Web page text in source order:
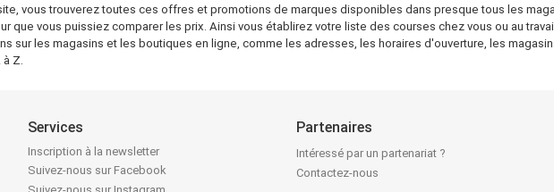
vous trouverez toutes ces offres et promotions de marques disponibles dans presque tous les
que vous puissiez comparer les prix. Ainsi vous établirez votre liste des courses chez vous ou au
sur les magasins et les boutiques en ligne, comme les adresses, les horaires d'ouverture, les
Z.
Services
Inscription à la newsletter
Suivez-nous sur Facebook
Partenaires
Intéressé par un partenariat ?
Contactez-nous